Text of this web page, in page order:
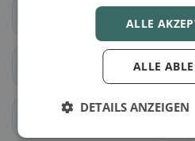
Le Landeron
ALLE
ALLE
DETAILS ANZEIGEN